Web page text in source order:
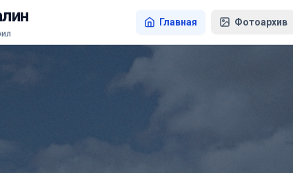
Главная Фотоархив